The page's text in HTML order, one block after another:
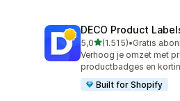
DECO Product
5,0van 5 sterren
(1.515)
1515 recensies in totaal
•
Verhoog je omzet met
productbadges en
Built for Shopify